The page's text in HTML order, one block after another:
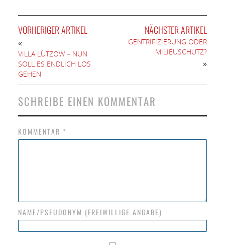
VORHERIGER ARTIKEL
«
VILLA LÜTZOW – NUN
SOLL ES ENDLICH LOS
GEHEN
NÄCHSTER ARTIKEL
GENTRIFIZIERUNG ODER
MILIEUSCHUTZ?
»
SCHREIBE EINEN KOMMENTAR
KOMMENTAR *
NAME/PSEUDONYM (FREIWILLIGE ANGABE)